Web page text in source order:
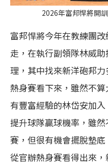
2026年富邦悍將開
富邦悍將今年在教練團
走，在執行副領隊林威
理，其中找來新洋砲邦
熱身賽看下來，雖然不
有豐富經驗的林岱安加
提升球隊贏球機率，雖
賽，但很有機會擺脫墊
從官辦熱身賽看得出來